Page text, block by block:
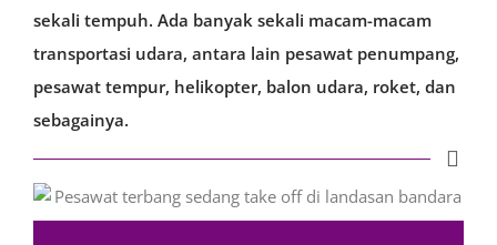
sekali tempuh. Ada banyak sekali macam-macam
transportasi udara, antara lain pesawat penumpang,
pesawat tempur, helikopter, balon udara, roket, dan
sebagainya.